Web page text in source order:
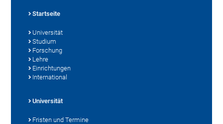
Startseite
Universität
Studium
Forschung
Lehre
Einrichtungen
International
Universität
Fristen und Termine